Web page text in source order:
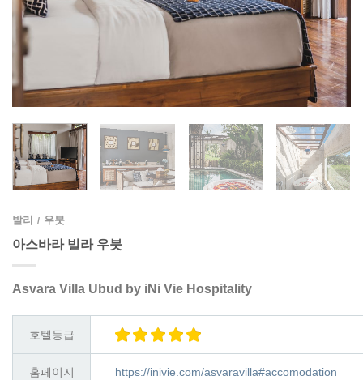
발리 / 우붓
아스바라 빌라 우붓
Asvara Villa Ubud by iNi Vie Hospitality
호텔등급
홈페이지 https://inivie.com/asvaravilla#accomodation